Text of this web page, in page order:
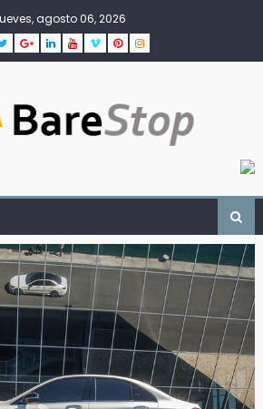
agosto 06, 2026